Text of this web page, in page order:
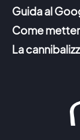
Guida al
Come
La